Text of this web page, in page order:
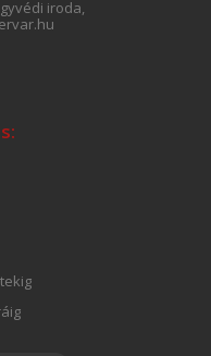
iroda,